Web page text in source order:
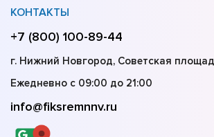
КОНТАКТЫ
+7 (800) 100-89-44
г. Нижний Новгород, Советская
Ежедневно с 09:00 до 21:00
info@fiksremnnv.ru